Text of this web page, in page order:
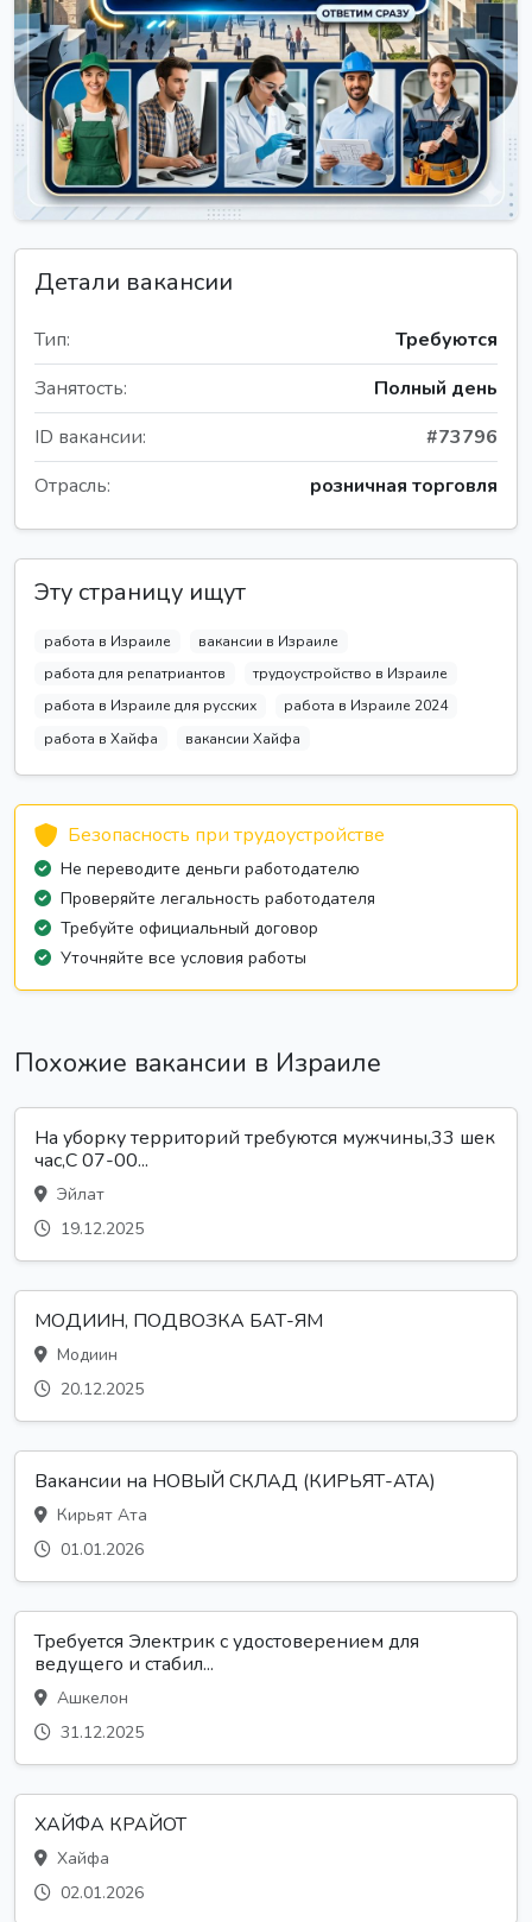
Детали вакансии
Тип:
Требуются
Занятость:
Полный день
ID вакансии:
#73796
Отрасль:
розничная торговля
Эту страницу ищут
работа в Израиле
вакансии в Израиле
работа для репатриантов
трудоустройство в Израиле
работа в Израиле для русских
работа в Израиле 2024
работа в Хайфа
вакансии Хайфа
Безопасность при трудоустройстве
Не переводите деньги работодателю
Проверяйте легальность работодателя
Требуйте официальный договор
Уточняйте все условия работы
Похожие вакансии в Израиле
На уборку территорий требуются мужчины,33 шек
час,С 07-00...
Эйлат
19.12.2025
МОДИИН, ПОДВОЗКА БАТ-ЯМ
Модиин
20.12.2025
Вакансии на НОВЫЙ СКЛАД (КИРЬЯТ-АТА)
Кирьят Ата
01.01.2026
Требуется Электрик с удостоверением для
ведущего и стабил...
Ашкелон
31.12.2025
ХАЙФА КРАЙОТ
Хайфа
02.01.2026